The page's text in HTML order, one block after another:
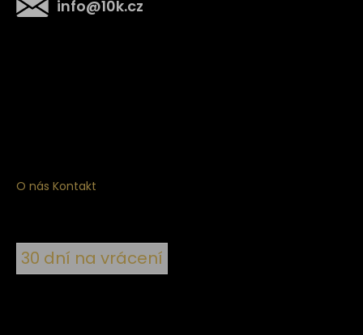
info@10k.cz
O nás Kontakt
30 dní na vrácení